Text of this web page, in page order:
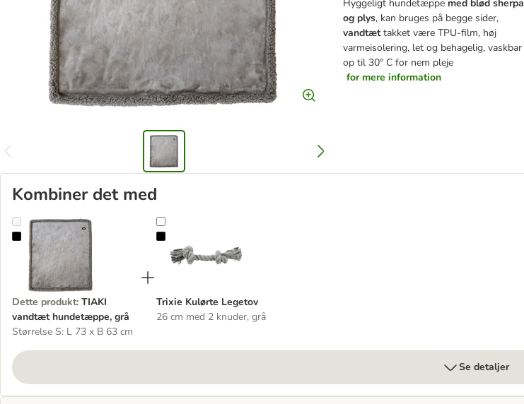
Hyggeligt hundetæppe med blød sherpa
og plys, kan bruges på begge sider,
vandtættakket være TPU-film, høj
varmeisolering, let og behagelig, vaskbar
op til 30° C for nem pleje
for mere information
Kombiner det med
TIAKI vandtæt hundetæppe, grå
Dette produkt: TIAKI
vandtæt hundetæppe, grå
Størrelse S: L 73 x B 63 cm
Trixie Kulørte Legetov
Trixie Kulørte Legetov
26 cm med 2 knuder, grå
Se detaljer